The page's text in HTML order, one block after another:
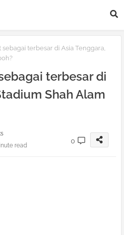
terbesar di Asia Tenggara,
terbesar di
Shah Alam
read
0